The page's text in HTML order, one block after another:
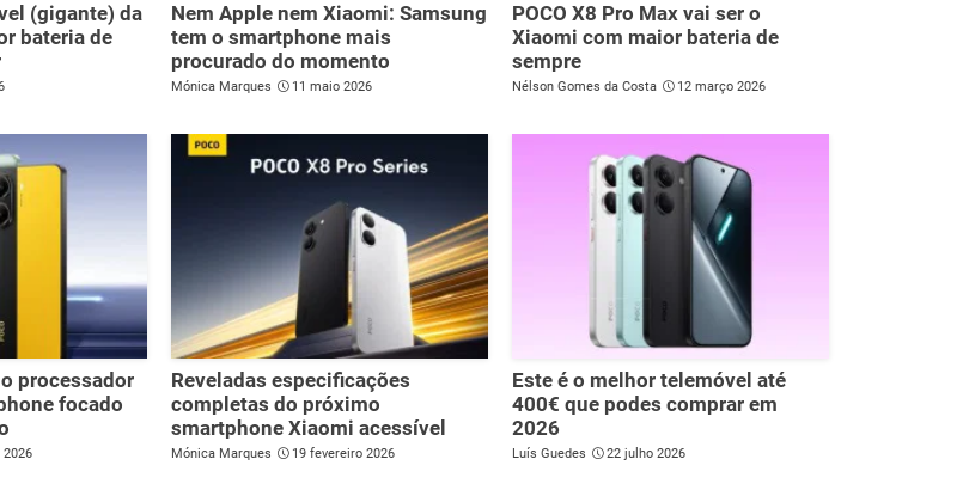
(gigante) da
bateria de
Nem Apple nem Xiaomi: Samsung
tem o smartphone mais
procurado do momento
Mónica Marques 11 maio 2026
POCO X8 Pro Max vai ser o
Xiaomi com maior bateria de
sempre
Nélson Gomes da Costa 12 março 2026
processador
focado
2026
Reveladas especificações
completas do próximo
smartphone Xiaomi acessível
Mónica Marques 19 fevereiro 2026
Este é o melhor telemóvel até
400€ que podes comprar em
2026
Luís Guedes 22 julho 2026